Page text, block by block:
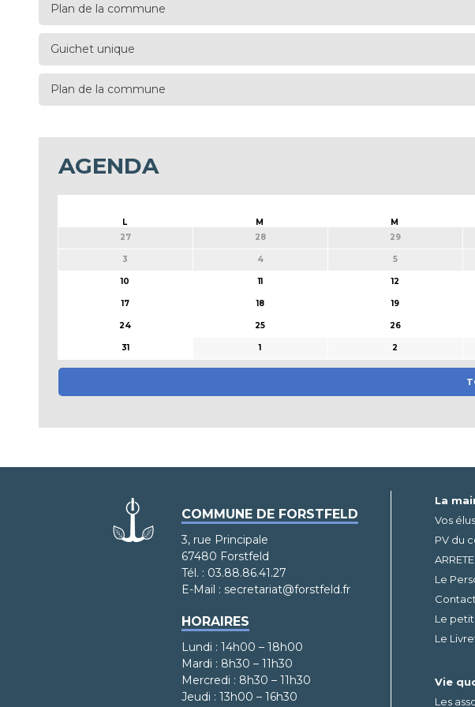
Plan de la commune
Guichet unique
Plan de la commune
AGENDA
L
M M
27
28 29
3 4 5
10 11 12
17 18 19
24 25 26
31 1 2
COMMUNE DE FORSTFELD
3, rue Principale
67480 Forstfeld
Tél. : 03.88.86.41.27
E-Mail : secretariat@forstfeld.fr
HORAIRES
Lundi : 14h00 – 18h00
Mardi : 8h30 – 11h30
Mercredi : 8h30 – 11h30
Jeudi : 13h00 – 16h30
La
Vos élus
PV du
Le
Le
Le
Vie
Les